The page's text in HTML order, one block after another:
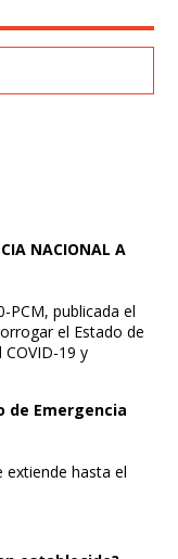
NACIONAL A
PCM, publicada el
el Estado de
19 y
de Emergencia
extiende hasta el